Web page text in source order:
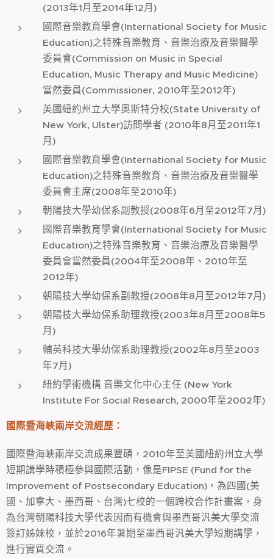
(2013年1月至2014年12月)
國際音樂教育學會(International Society for Music
Education)之特殊音樂教育、音樂治療及音樂醫學
委員會(Commission on Music in Special
Education, Music Therapy and Music Medicine)
當然委員(Commissioner, 2010年至2012年)
美國紐約州立大學奧斯特分校(State University of
New York, Ulster)訪問學者 (2010年8月至2011年1
月)
國際音樂教育學會(International Society for Music
Education)之特殊音樂教育、音樂治療及音樂醫學
委員會主席(2008年至2010年)
朝陽技大學幼保系副教授(2008年6月至2012年7月)
國際音樂教育學會(International Society for Music
Education)之特殊音樂教育、音樂治療及音樂醫學
委員會當然委員(2004年至2008年、2010年至
2012年)
朝陽技大學幼保系副教授(2008年8月至2012年7月)
朝陽技大學幼保系助理教授(2003年8月至2008年5
月)
輔英科技大學幼保系助理教授(2002年8月至2003
年7月)
紐約學術機構 音樂文化中心主任 (New York
Institute For Social Research, 2000年至2002年)
國際暨海峽兩岸交流經歷：
國際暨海峽兩岸交流成果豐碩，2010年至美國紐約州立大學
短期講學時積極參與國際活動，像是FIPSE (Fund for the
Improvement of Postsecondary Education)，為四國(美
國、加拿大、墨西哥、台灣)七校的一個跨校合作計畫案，身
為台灣朝陽科技大學代表因而有機會與墨西哥汎美大學交流
簽訂姊妹校，並於2016年暑期至墨西哥汎美大學短期講學，
進行實質交流。